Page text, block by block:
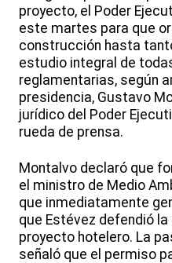
proyecto, el Poder
este martes para que
construcción hasta
estudio integral de
reglamentarias, según
presidencia, Gustavo
jurídico del Poder
rueda de prensa.
Montalvo declaró que
el ministro de Medio
que inmediatamente
que Estévez defendió
proyecto hotelero. La
señaló que el permiso